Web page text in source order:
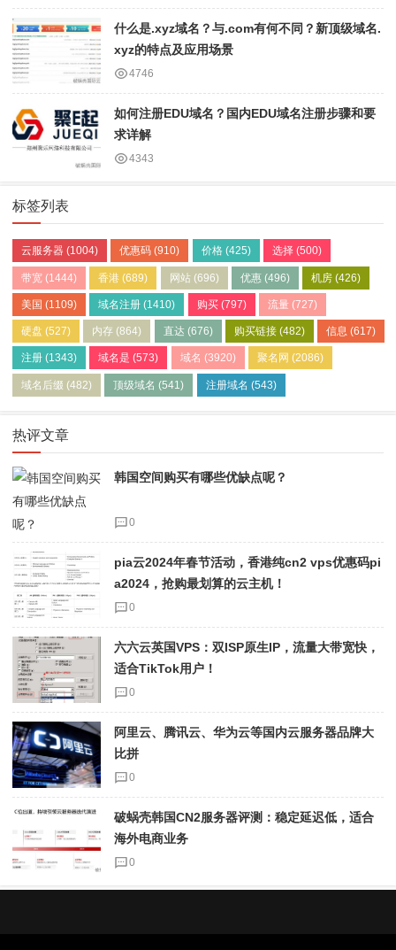
什么是.xyz域名？与.com有何不同？新顶级域名.
xyz的特点及应用场景
4746
如何注册EDU域名？国内EDU域名注册步骤和要
求详解
4343
标签列表
云服务器 (1004) 优惠码 (910) 价格(425) 选择(500)
带宽 (1444) 香港 (689) 网站(696) 优惠(496) 机房 (426)
美国 (1109) 域名注册 (1410) 购买(797) 流量(727)
硬盘 (527) 内存 (864) 直达 (676) 购买链接(482) 信息 (617)
注册 (1343) 域名是 (573) 域名 (3920) 聚名网 (2086)
域名后缀 (482) 顶级域名 (541) 注册域名 (543)
热评文章
韩国空间购买有哪些优缺点呢？
0
pia云2024年春节活动，香港纯cn2 vps优惠码pi
a2024，抢购最划算的云主机！
0
六六云英国VPS：双ISP原生IP，流量大带宽快，
适合TikTok用户！
0
阿里云、腾讯云、华为云等国内云服务器品牌大
比拼
0
破蜗壳韩国CN2服务器评测：稳定延迟低，适合
海外电商业务
0